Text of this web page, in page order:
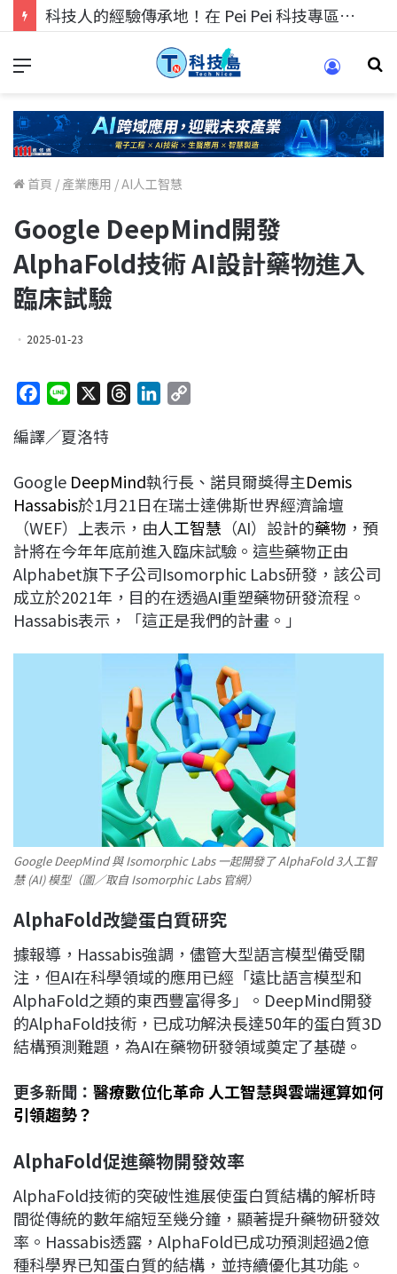
科技人的經驗傳承地！在 Pei Pei 科技專區，與學弟妹交流最硬核的技術
首頁 / 產業應用 /AI人工智慧
Google DeepMind開發
AlphaFold技術 AI設計藥物進入
臨床試驗
2025-01-23
c
b
o
o
k
n
a
d
s
e
d
I
n
L
i
n
k
編譯／夏洛特
Google DeepMind執行長、諾貝爾獎得主Demis
Hassabis於1月21日在瑞士達佛斯世界經濟論壇
（WEF）上表示，由人工智慧 （AI）設計的藥物 ，預
計將在今年年底前進入臨床試驗。這些藥物正由
Alphabet旗下子公司Isomorphic Labs研發，該公司
成立於2021年，目的在透過AI重塑藥物研發流程。
Hassabis表示，「這正是我們的計畫。」
Google DeepMind 與 Isomorphic Labs 一起開發了 AlphaFold 3人工智
慧 (AI) 模型（圖／取自 Isomorphic Labs 官網）
AlphaFold改變蛋白質研究
據報導，Hassabis強調，儘管大型語言模型備受關
注，但AI在科學領域的應用已經「遠比語言模型和
AlphaFold之類的東西豐富得多」。DeepMind開發
的AlphaFold技術，已成功解決長達50年的蛋白質3D
結構預測難題，為AI在藥物研發領域奠定了基礎。
更多新聞： 醫療數位化革命 人工智慧與雲端運算如何
引領趨勢？
AlphaFold促進藥物開發效率
AlphaFold技術的突破性進展使蛋白質結構的解析時
間從傳統的數年縮短至幾分鐘，顯著提升藥物研發效
率。Hassabis透露，AlphaFold已成功預測超過2億
種科學界已知蛋白質的結構，並持續優化其功能。